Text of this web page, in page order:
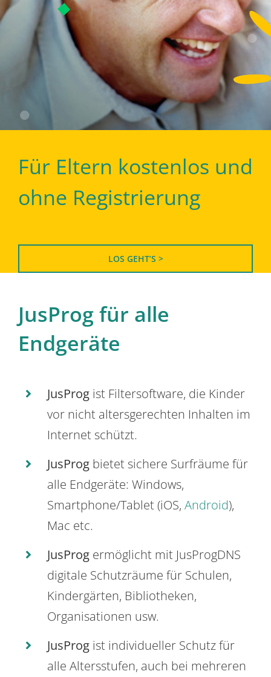
Für Eltern kostenlos und
ohne Registrierung
LOS GEHT’S >
JusProg für alle
Endgeräte
JusProg ist Filtersoftware, die Kinder
vor nicht altersgerechten Inhalten im
Internet schützt.
JusProg bietet sichere Surfräume für
alle Endgeräte: Windows,
Smartphone/Tablet (iOS, Android),
Mac etc.
JusProg ermöglicht mit JusProgDNS
digitale Schutzräume für Schulen,
Kindergärten, Bibliotheken,
Organisationen usw.
JusProg ist individueller Schutz für
alle Altersstufen, auch bei mehreren